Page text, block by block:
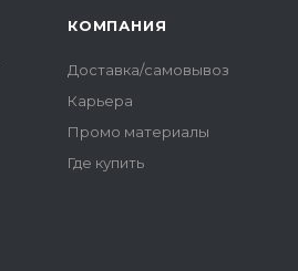
КОМПАНИЯ
Доставка/самовывоз
Карьера
Промо материалы
Где купить